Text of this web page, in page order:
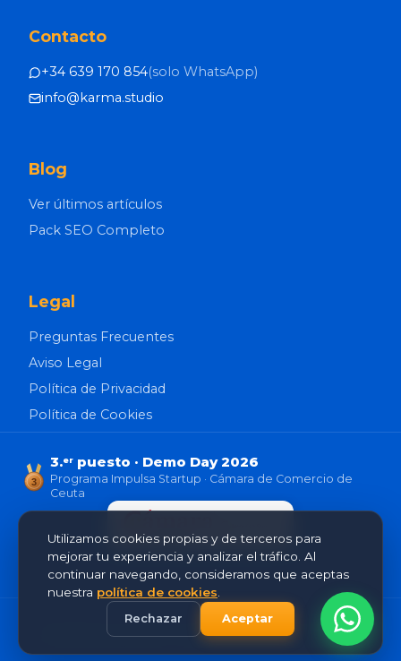
Contacto
+34 639 170 854(solo WhatsApp)
info@karma.studio
Blog
Ver últimos artículos
Pack SEO Completo
Legal
Preguntas Frecuentes
Aviso Legal
Política de Privacidad
Política de Cookies
3
3.er puesto · Demo Day 2026
Programa Impulsa Startup · Cámara de Comercio de
Ceuta
© 2026 Karma Studio. Todos los derechos reservados.
Utilizamos cookies propias y de terceros para
mejorar tu experiencia y analizar el tráfico. Al
continuar navegando, consideramos que aceptas
nuestra política de cookies
Rechazar Aceptar